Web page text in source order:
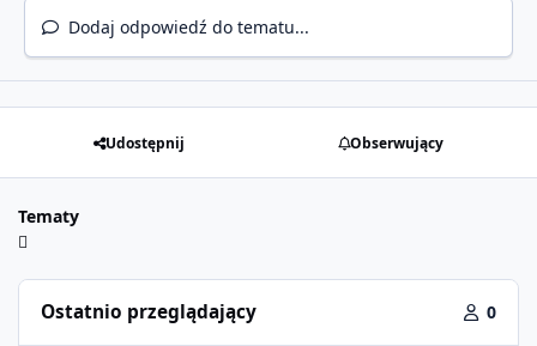
Dodaj odpowiedź do tematu...
Udostępnij Obserwujący
Tematy
Ostatnio przeglądający 0